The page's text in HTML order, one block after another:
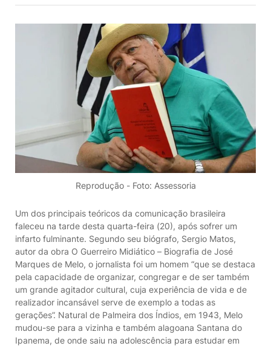
Reprodução - Foto: Assessoria
Um dos principais teóricos da comunicação brasileira
faleceu na tarde desta quarta-feira (20), após sofrer um
infarto fulminante. Segundo seu biógrafo, Sergio Matos,
autor da obra O Guerreiro Midiático – Biografia de José
Marques de Melo, o jornalista foi um homem “que se destaca
pela capacidade de organizar, congregar e de ser também
um grande agitador cultural, cuja experiência de vida e de
realizador incansável serve de exemplo a todas as
gerações”. Natural de Palmeira dos Índios, em 1943, Melo
mudou-se para a vizinha e também alagoana Santana do
Ipanema, de onde saiu na adolescência para estudar em